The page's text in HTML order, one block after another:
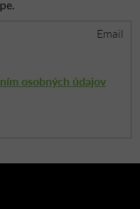
Email
osobných údajov